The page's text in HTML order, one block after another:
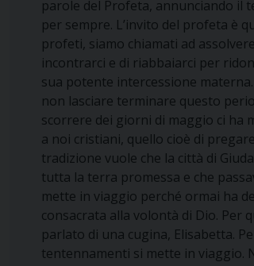
parole del Profeta, annunciando il
per sempre. L’invito del profeta è
profeti, siamo chiamati ad
incontrarci e di riabbaiarci per
sua potente intercessione
non lasciare terminare questo
scorrere dei giorni di maggio ci ha
a noi cristiani, quello cioè di
tradizione vuole che la città di
tutta la terra promessa e che
mette in viaggio perché ormai ha
consacrata alla volontà di Dio. Per
parlato di una cugina, Elisabetta.
tentennamenti si mette in viaggio.